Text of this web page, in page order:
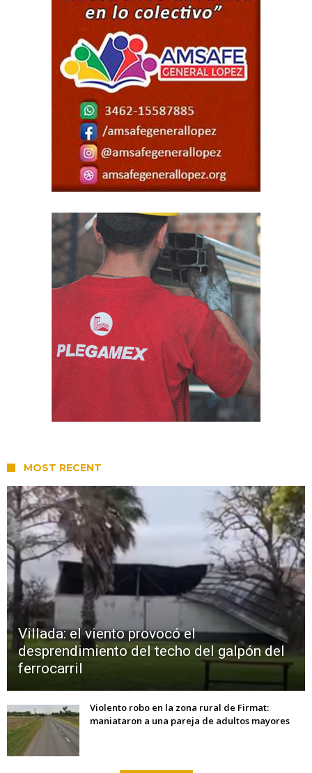
MOST RECENT
Villada: el viento provocó el
desprendimiento del techo del galpón del
ferrocarril
Violento robo en la zona rural de Firmat:
maniataron a una pareja de adultos mayores